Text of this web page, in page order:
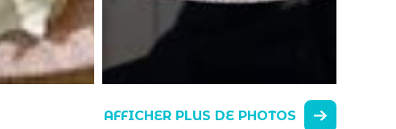
AFFICHER PLUS DE PHOTOS